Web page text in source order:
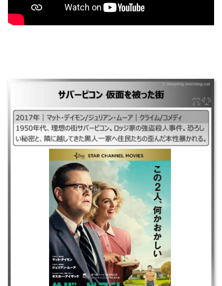
｜2017年｜マット・デイモン/ジュリアン・ムーア｜クライム/コメディ ｜
1950年代、理想の街サバービコン。ロッジ家の強盗殺人事件。恐ろしい秘
密と、隣に越してきた黒人一家へ住民たちの歪んだ本性暴かれる。